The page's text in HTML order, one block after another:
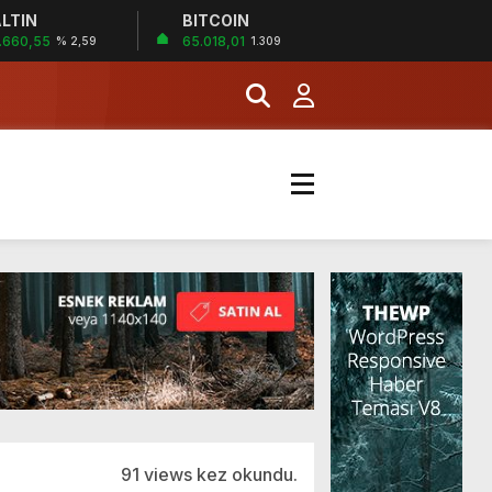
% 2,59
BITCOIN
65.018,01 1.309
SGK
91 views kez okundu.